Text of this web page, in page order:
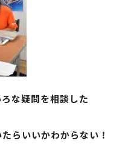
な疑問を相談した
らいいかわからない！